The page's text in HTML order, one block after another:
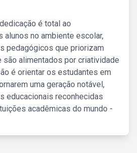
é total ao
alunos no ambiente escolar,
pedagógicos que priorizam
são alimentados por criatividade
é orientar os estudantes em
uma geração notável,
educacionais reconhecidas
acadêmicas do mundo -